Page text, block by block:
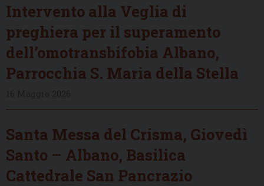
Intervento alla Veglia di
preghiera per il superamento
dell’omotransbifobia Albano,
Parrocchia S. Maria della Stella
Santa Messa del Crisma, Giovedì
Santo – Albano, Basilica
Cattedrale San Pancrazio